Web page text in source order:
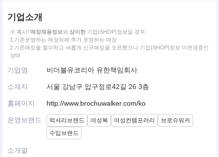
기업소개
※ 혹시! 매장채용정보와 상이한 기업(SHOP)정보일 경우
1.기존운영하는 매장외에 추가 운영하는 매장
2.기존매장을 철수하고 새롭게 신규매장을 오픈했으나 기업(SHOP)정보 미변경중인
상태
기업명 비더블유코리아 유한책임회사
소재지 서울 강남구 압구정로42길 26 3층
홈페이지 http://www.brochuwalker.com/ko
운영브랜드 럭셔리브랜드 여성복 여성컨템포러리
브로슈워커
수입브랜드
소개말